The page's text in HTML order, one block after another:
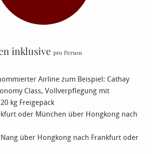
inklusive pro Person
Airline zum Beispiel: Cathay
Class, Vollverpflegung mit
kg Freigepäck
oder München über Hongkong nach
über Hongkong nach Frankfurt oder